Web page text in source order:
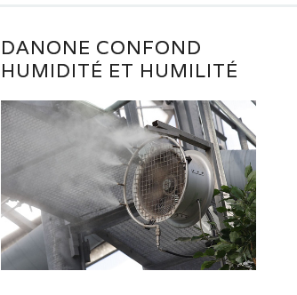
DANONE CONFOND
HUMIDITÉ ET HUMILITÉ